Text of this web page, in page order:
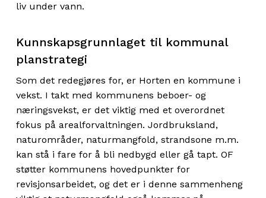
liv under vann.
Kunnskapsgrunnlaget til kommunal
planstrategi
Som det redegjøres for, er Horten en kommune i
vekst. I takt med kommunens beboer- og
næringsvekst, er det viktig med et overordnet
fokus på arealforvaltningen. Jordbruksland,
naturområder, naturmangfold, strandsone m.m.
kan stå i fare for å bli nedbygd eller gå tapt. OF
støtter kommunens hovedpunkter for
revisjonsarbeidet, og det er i denne sammenheng